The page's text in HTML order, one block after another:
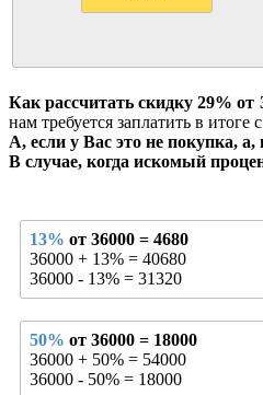
Как рассчитать скидку 29% от
нам требуется заплатить в
А, если у Вас это не покупка,
В случае, когда искомый
13% от 36000 = 4680
36000 + 13% = 40680
36000 - 13% = 31320
50% от 36000 = 18000
36000 + 50% = 54000
36000 - 50% = 18000